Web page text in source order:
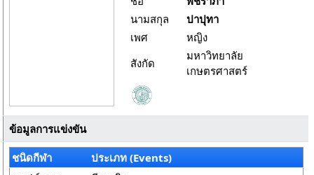
นามสกุล
ปาปุทา
เพศ
หญิง
สังกัด
มหาวิทยาลัย
เกษตรศาสตร์
ข้อมูลการแข่งขัน
ชนิดกีฬา
ประเภท (Events)